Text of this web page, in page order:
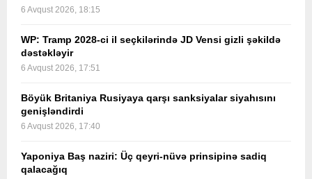
6 Avqust 2026, 18:15
WP: Tramp 2028-ci il seçkilərində JD Vensi gizli şəkildə
dəstəkləyir
6 Avqust 2026, 17:51
Böyük Britaniya Rusiyaya qarşı sanksiyalar siyahısını
genişləndirdi
6 Avqust 2026, 17:40
Yaponiya Baş naziri: Üç qeyri-nüvə prinsipinə sadiq
qalacağıq